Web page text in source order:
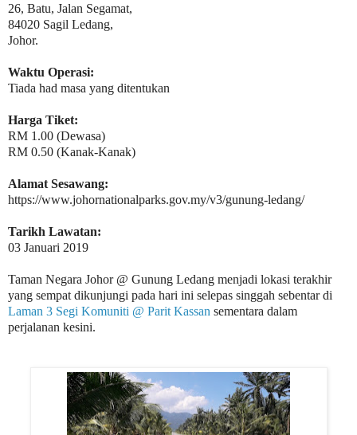
26, Batu, Jalan Segamat,
84020 Sagil Ledang,
Johor.
Waktu Operasi:
Tiada had masa yang ditentukan
Harga Tiket:
RM 1.00 (Dewasa)
RM 0.50 (Kanak-Kanak)
Alamat Sesawang:
https://www.johornationalparks.gov.my/v3/gunung-ledang/
Tarikh Lawatan:
03 Januari 2019
Taman Negara Johor @ Gunung Ledang menjadi lokasi terakhir
yang sempat dikunjungi pada hari ini selepas singgah sebentar di
Laman 3 Segi Komuniti @ Parit Kassan sementara dalam
perjalanan kesini.